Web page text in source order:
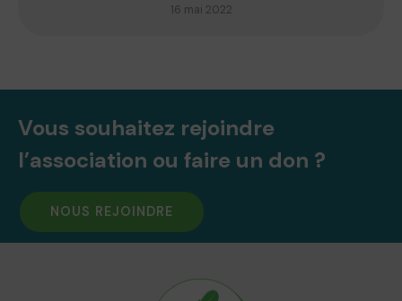
16 mai 2022
Vous souhaitez rejoindre
l’association ou faire un don ?
NOUS REJOINDRE